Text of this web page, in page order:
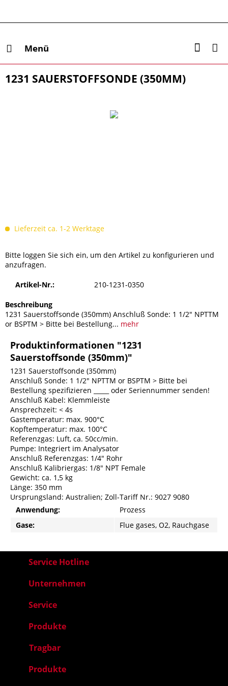
Menü
1231 SAUERSTOFFSONDE (350MM)
Lieferzeit ca. 1-2 Werktage
Bitte loggen Sie sich ein, um den Artikel zu konfigurieren und
anzufragen.
Artikel-Nr.: 210-1231-0350
Beschreibung
1231 Sauerstoffsonde (350mm) Anschluß Sonde: 1 1/2" NPTTM
or BSPTM > Bitte bei Bestellung... mehr
Produktinformationen "1231
Sauerstoffsonde (350mm)"
1231 Sauerstoffsonde (350mm)
Anschluß Sonde: 1 1/2" NPTTM or BSPTM > Bitte bei
Bestellung spezifizieren _____ oder Seriennummer senden!
Anschluß Kabel: Klemmleiste
Ansprechzeit: < 4s
Gastemperatur: max. 900°C
Kopftemperatur: max. 100°C
Referenzgas: Luft, ca. 50cc/min.
Pumpe: Integriert im Analysator
Anschluß Referenzgas: 1/4" Rohr
Anschluß Kalibriergas: 1/8" NPT Female
Gewicht: ca. 1,5 kg
Länge: 350 mm
Ursprungsland: Australien; Zoll-Tariff Nr.: 9027 9080
Anwendung:
Prozess
Gase:
Flue gases, O2, Rauchgase
Service Hotline
Unternehmen
Service
Produkte
Tragbar
Produkte